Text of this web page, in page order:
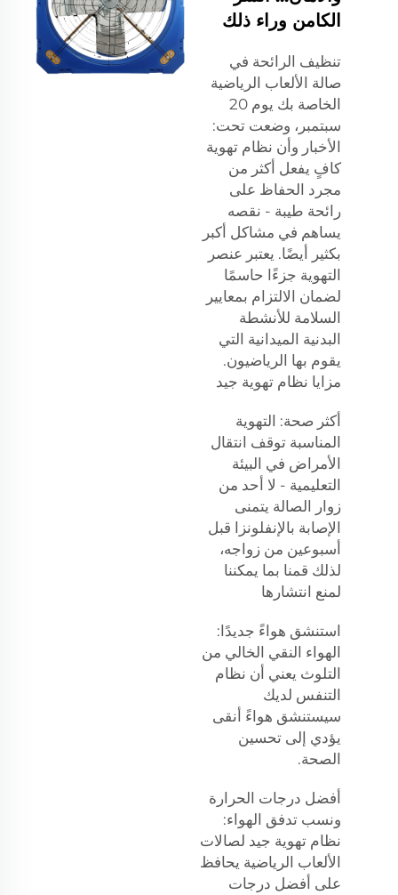
الكامن وراء ذلك
تنظيف الرائحة في
صالة الألعاب الرياضية
الخاصة بك يوم 20
سبتمبر، وضعت تحت:
الأخبار وأن نظام تهوية
كافٍ يفعل أكثر من
مجرد الحفاظ على
رائحة طيبة - نقصه
يساهم في مشاكل أكبر
بكثير أيضًا. يعتبر عنصر
التهوية جزءًا حاسمًا
لضمان الالتزام بمعايير
السلامة للأنشطة
البدنية الميدانية التي
يقوم بها الرياضيون.
مزايا نظام تهوية جيد
أكثر صحة: التهوية
المناسبة توقف انتقال
الأمراض في البيئة
التعليمية - لا أحد من
زوار الصالة يتمنى
الإصابة بالإنفلونزا قبل
أسبوعين من زواجه،
لذلك قمنا بما يمكننا
لمنع انتشارها
استنشق هواءً جديدًا:
الهواء النقي الخالي من
التلوث يعني أن نظام
التنفس لديك
سيستنشق هواءً أنقى
يؤدي إلى تحسين
الصحة.
أفضل درجات الحرارة
ونسب تدفق الهواء:
نظام تهوية جيد لصالات
الألعاب الرياضية يحافظ
على أفضل درجات